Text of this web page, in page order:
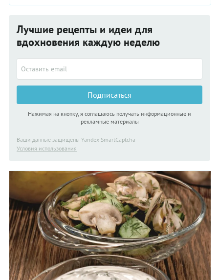
Лучшие рецепты и идеи для
вдохновения каждую неделю
Подписаться
Нажимая на кнопку, я соглашаюсь получать информационные и
рекламные материалы
Ваши данные защищены Yandex SmartCaptcha
Условия использования